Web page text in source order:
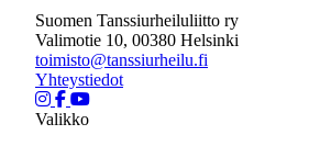
Suomen Tanssiurheiluliitto ry
Valimotie 10, 00380 Helsinki
toimisto@tanssiurheilu.fi
Yhteystiedot
Valikko